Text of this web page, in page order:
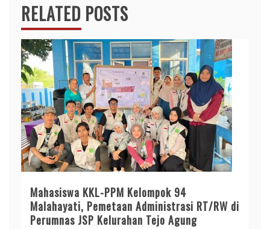
RELATED POSTS
Mahasiswa KKL-PPM Kelompok 94
Malahayati, Pemetaan Administrasi RT/RW di
Perumnas JSP Kelurahan Tejo Agung